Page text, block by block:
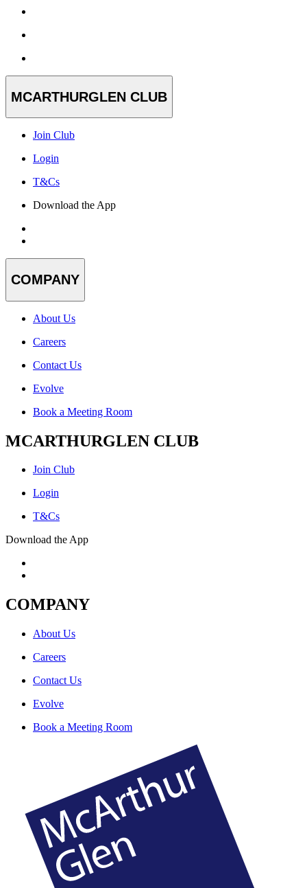
MCARTHURGLEN CLUB
Join Club
Login
T&Cs
Download the App
COMPANY
About Us
Careers
Contact Us
Evolve
Book a Meeting Room
MCARTHURGLEN CLUB
Join Club
Login
T&Cs
Download the App
COMPANY
About Us
Careers
Contact Us
Evolve
Book a Meeting Room